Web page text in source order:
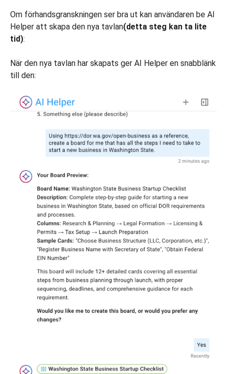
Om förhandsgranskningen ser bra ut kan användaren be AI
Helper att skapa den nya tavlan(detta steg kan ta lite
tid):
När den nya tavlan har skapats ger AI Helper en snabblänk
till den: